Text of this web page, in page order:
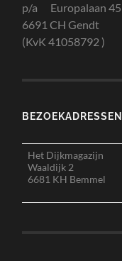
p/a Europalaan 45
6691 CH Gendt
(KvK 41058792 )
BEZOEKADRESSEN
Het Dijkmagazijn
Waaldijk 2
6681 KH Bemmel